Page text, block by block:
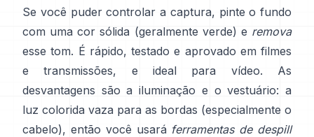
Se você puder controlar a captura, pinte o fundo
com uma cor sólida (geralmente verde) e remova
esse tom. É rápido, testado e aprovado em filmes
e transmissões, e ideal para vídeo. As
desvantagens são a iluminação e o vestuário: a
luz colorida vaza para as bordas (especialmente o
cabelo), então você usará ferramentas de despill